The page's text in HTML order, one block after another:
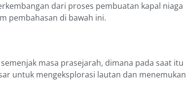
dari proses pembuatan kapal niaga
pembahasan di bawah ini.
masa prasejarah, dimana pada saat itu
untuk mengeksplorasi lautan dan menemukan